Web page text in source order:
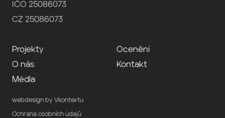
Projekty
O nás
Média
Ocenění
Kontakt
IČO 25086073
CZ 25086073
webdesign by Vkontextu
Ochrana osobních údajů